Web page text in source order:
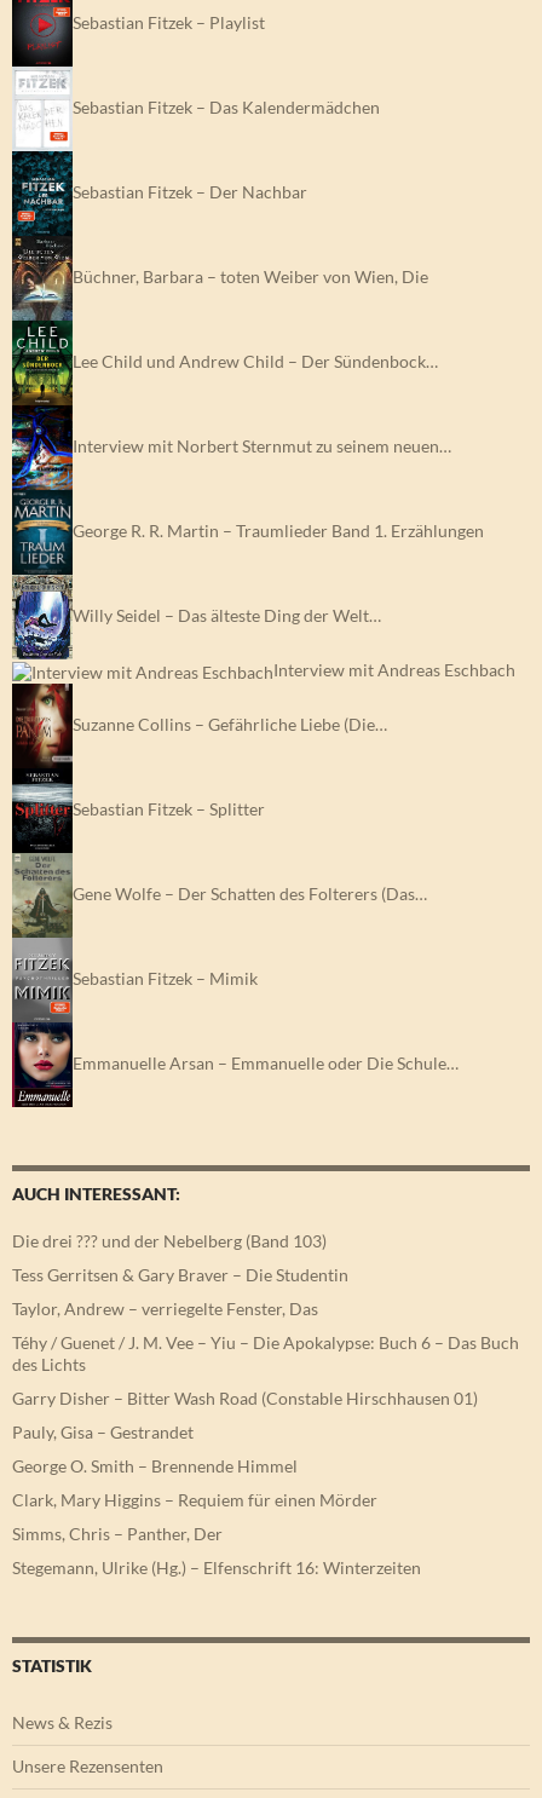
Sebastian Fitzek – Playlist
Sebastian Fitzek – Das Kalendermädchen
Sebastian Fitzek – Der Nachbar
Büchner, Barbara – toten Weiber von Wien, Die
Lee Child und Andrew Child – Der Sündenbock…
Interview mit Norbert Sternmut zu seinem neuen…
George R. R. Martin – Traumlieder Band 1. Erzählungen
Willy Seidel – Das älteste Ding der Welt…
Interview mit Andreas Eschbach
Suzanne Collins – Gefährliche Liebe (Die…
Sebastian Fitzek – Splitter
Gene Wolfe – Der Schatten des Folterers (Das…
Sebastian Fitzek – Mimik
Emmanuelle Arsan – Emmanuelle oder Die Schule…
AUCH INTERESSANT:
Die drei ??? und der Nebelberg (Band 103)
Tess Gerritsen & Gary Braver – Die Studentin
Taylor, Andrew – verriegelte Fenster, Das
Téhy / Guenet / J. M. Vee – Yiu – Die Apokalypse: Buch 6 – Das Buch
des Lichts
Garry Disher – Bitter Wash Road (Constable Hirschhausen 01)
Pauly, Gisa – Gestrandet
George O. Smith – Brennende Himmel
Clark, Mary Higgins – Requiem für einen Mörder
Simms, Chris – Panther, Der
Stegemann, Ulrike (Hg.) – Elfenschrift 16: Winterzeiten
STATISTIK
News & Rezis
Unsere Rezensenten